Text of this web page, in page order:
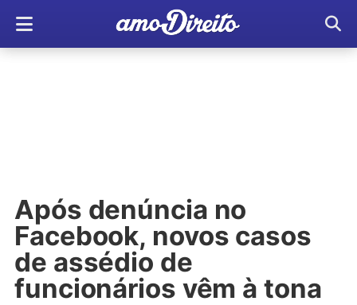
Após denúncia no
Facebook, novos casos
de assédio de
funcionários vêm à tona